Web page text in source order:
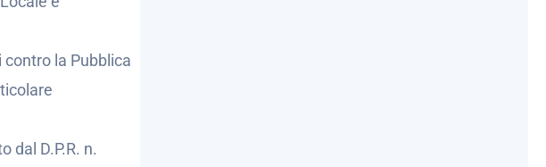
la Pubblica
dal D.P.R. n.